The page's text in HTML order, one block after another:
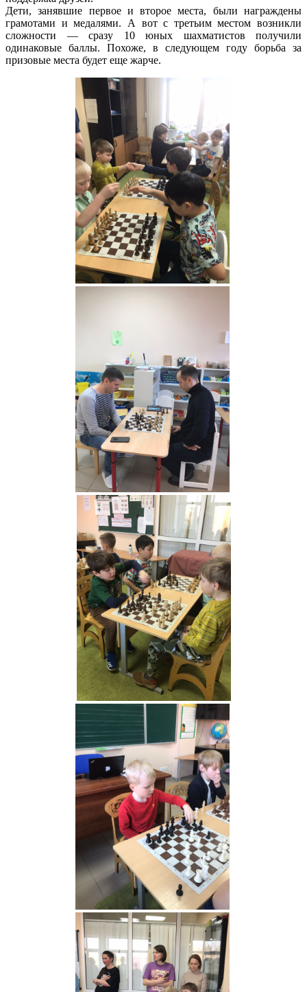
Дети, занявшие первое и второе места, были награждены
грамотами и медалями. А вот с третьим местом возникли
сложности –– сразу 10 юных шахматистов получили
одинаковые баллы. Похоже, в следующем году борьба за
призовые места будет еще жарче.